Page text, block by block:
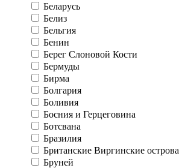
Беларусь
Белиз
Бельгия
Бенин
Берег Слоновой Кости
Бермуды
Бирма
Болгария
Боливия
Босния и Герцеговина
Ботсвана
Бразилия
Британские Виргинские острова
Бруней